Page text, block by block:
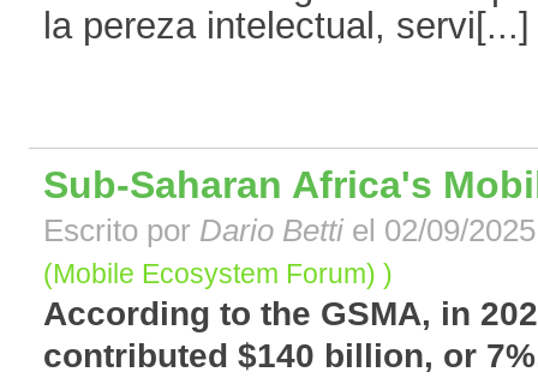
la pereza intelectual, servi[...]
Sub-Saharan Africa's
Escrito por Dario Betti el 02/09/
(Mobile Ecosystem Forum) )
According to the GSMA, in
contributed $140 billion, or